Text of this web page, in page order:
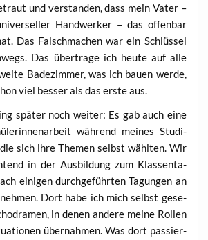
und ver­stan­den, dass mein Vater –
Hand­wer­ker – das offen­bar
Das Falsch­ma­chen war ein Schlüs­sel
Das über­tra­ge ich heu­te auf alle
Bade­zim­mer, was ich bau­en wer­de,
viel bes­ser als das ers­te aus.
spä­ter noch wei­ter: Es gab auch eine
wäh­rend mei­nes Stu­di­
sich ihre The­men selbst wähl­ten. Wir
in der Aus­bil­dung zum Klas­sen­ta­
eini­gen durch­ge­führ­ten Tagun­gen an
Dort habe ich mich selbst gese­
in denen ande­re mei­ne Rol­len
über­nah­men. Was dort pas­sier­